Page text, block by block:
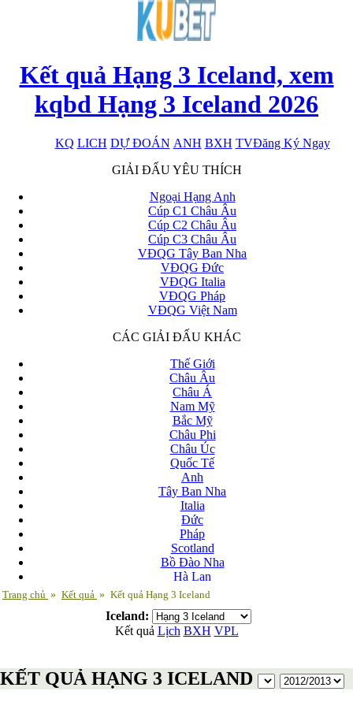
Kết quả Hạng 3 Iceland, xem
kqbd Hạng 3 Iceland 2026
KQ LICH DỰ ĐOÁN ANH BXH TVĐăng Ký Ngay
x
GIẢI ĐẤU YÊU THÍCH
Ngoại Hạng Anh
Cúp C1 Châu Âu
Cúp C2 Châu Âu
Cúp C3 Châu Âu
VĐQG Tây Ban Nha
VĐQG Đức
VĐQG Italia
VĐQG Pháp
VĐQG Việt Nam
CÁC GIẢI ĐẤU KHÁC
Thế Giới
Châu Âu
Châu Á
Nam Mỹ
Bắc Mỹ
Châu Phi
Châu Úc
Quốc Tế
Anh
Tây Ban Nha
Italia
Đức
Pháp
Scotland
Bồ Đào Nha
Hà Lan
Nga
Andorra
Armenia
Belarus
Bosnia-Herzgovina
Trang chủ » Kết quả » Kết quả Hạng 3 Iceland
Iceland:
Kết quả Lịch BXH VPL
KẾT QUẢ HẠNG 3 ICELAND